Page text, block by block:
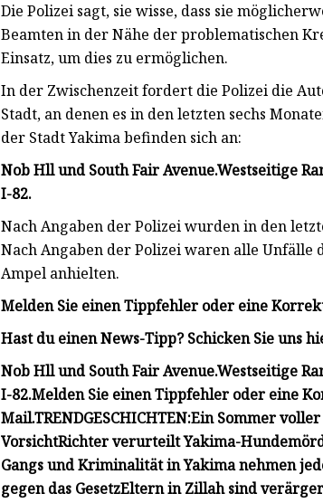
Die Polizei sagt, sie wisse, dass sie
Beamten in der Nähe der problematischen
Einsatz, um dies zu ermöglichen.
In der Zwischenzeit fordert die Polizei die
Stadt, an denen es in den letzten sechs
der Stadt Yakima befinden sich an:
Nob Hll und South Fair Avenue.Westseitige
I-82.
Nach Angaben der Polizei wurden in den
Nach Angaben der Polizei waren alle
Ampel anhielten.
Melden Sie einen Tippfehler oder eine
Hast du einen News-Tipp? Schicken Sie uns
Nob Hll und South Fair Avenue.Westseitige
I-82.Melden Sie einen Tippfehler oder eine
Mail.TRENDGESCHICHTEN:Ein Sommer
VorsichtRichter verurteilt Yakima-
Gangs und Kriminalität in Yakima nehmen
gegen das GesetzEltern in Zillah sind